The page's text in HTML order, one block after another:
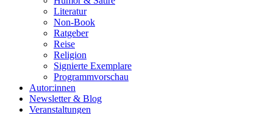
Literatur
Non-Book
Ratgeber
Reise
Religion
Signierte Exemplare
Programmvorschau
Autor:innen
Newsletter & Blog
Veranstaltungen